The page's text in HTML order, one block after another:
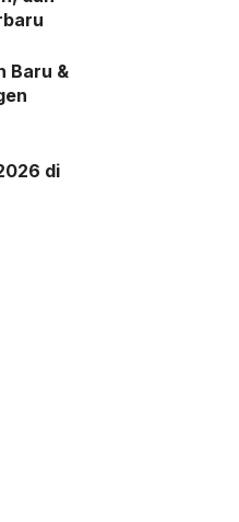
Baru &
di